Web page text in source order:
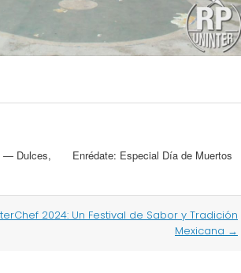
— Dulces,
Enrédate: Especial Día de Muertos
2024: Un Festival de Sabor y Tradición
Mexicana →